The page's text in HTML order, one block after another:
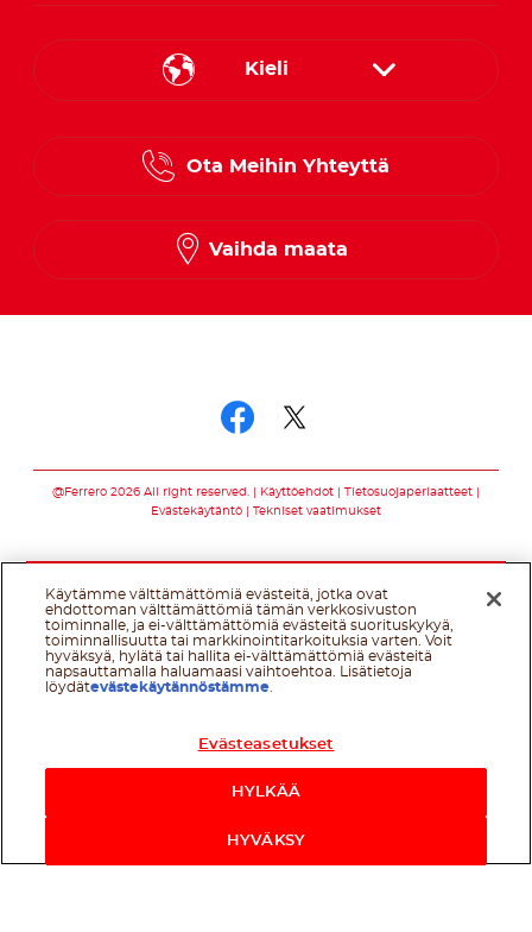
Kieli
Norwegian
Ota Meihin Yhteyttä
Vaihda maata
@Ferrero 2026 All right reserved. Käyttöehdot
Tietosuojaperiaatteet
Evästekäytäntö
Tekniset vaatimukset
Käytämme välttämättömiä evästeitä, jotka ovat
ehdottoman välttämättömiä tämän verkkosivuston
toiminnalle, ja ei-välttämättömiä evästeitä suorituskykyä,
toiminnallisuutta tai markkinointitarkoituksia varten. Voit
hyväksyä, hylätä tai hallita ei-välttämättömiä evästeitä
napsauttamalla haluamaasi vaihtoehtoa. Lisätietoja
löydätevästekäytännöstämme
Evästeasetukset
HYLKÄÄ
HYVÄKSY